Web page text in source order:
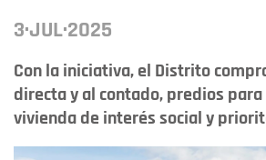
3·JUL·2025
Con la iniciativa, el Distrito
directa y al contado, predios
vivienda de interés social y